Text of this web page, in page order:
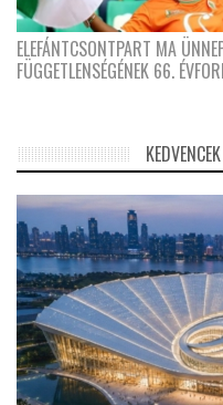
ELEFÁNTCSONTPART MA
FÜGGETLENSÉGÉNEK 66.
KEDVENCEK